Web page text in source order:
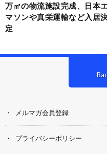
万㎡の物流施設完成、日本
マソンや真栄運輸など入居
定
メルマガ会員登録
プライバシーポリシー